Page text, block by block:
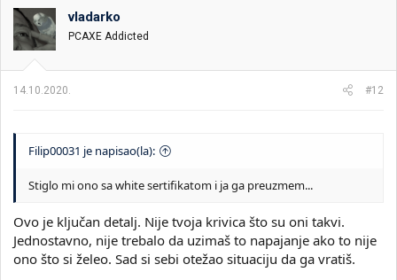
vladarko
PCAXE Addicted
14.10.2020. #12
Filip00031 je napisao(la):
Stiglo mi ono sa white sertifikatom i ja ga preuzmem...
Ovo je ključan detalj. Nije tvoja krivica što su oni takvi.
Jednostavno, nije trebalo da uzimaš to napajanje ako to nije
ono što si želeo. Sad si sebi otežao situaciju da ga vratiš.